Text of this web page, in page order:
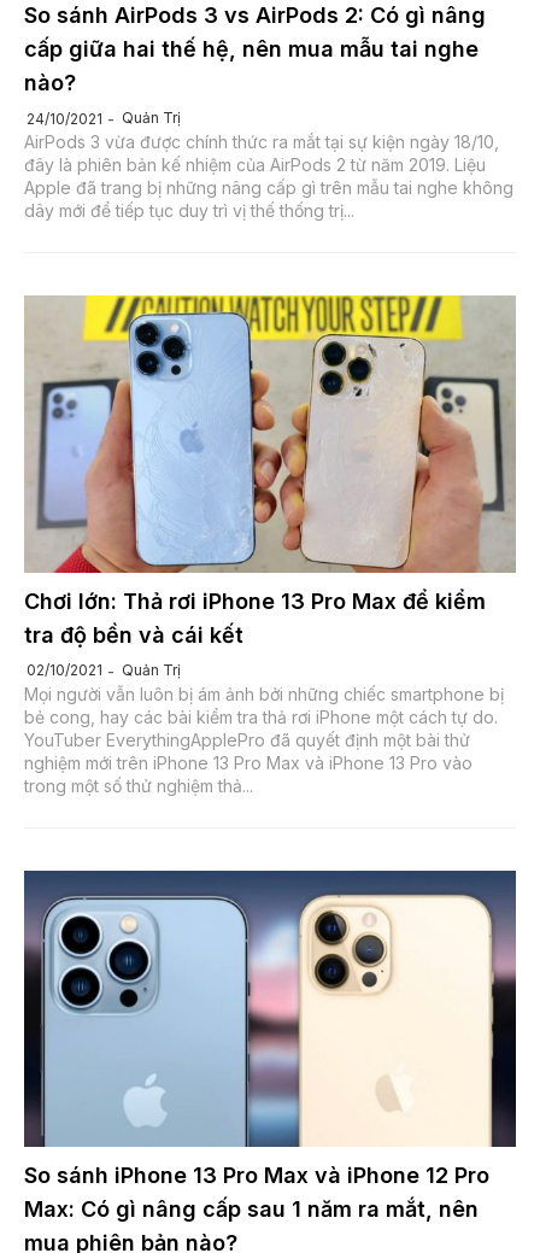
So sánh AirPods 3 vs AirPods 2: Có gì nâng
cấp giữa hai thế hệ, nên mua mẫu tai nghe
nào?
24/10/2021 Quản Trị
AirPods 3 vừa được chính thức ra mắt tại sự kiện ngày 18/10,
đây là phiên bản kế nhiệm của AirPods 2 từ năm 2019. Liệu
Apple đã trang bị những nâng cấp gì trên mẫu tai nghe không
dây mới để tiếp tục duy trì vị thế thống trị...
Chơi lớn: Thả rơi iPhone 13 Pro Max để kiểm
tra độ bền và cái kết
02/10/2021 Quản Trị
Mọi người vẫn luôn bị ám ảnh bởi những chiếc smartphone bị
bẻ cong, hay các bài kiểm tra thả rơi iPhone một cách tự do.
YouTuber EverythingApplePro đã quyết định một bài thử
nghiệm mới trên iPhone 13 Pro Max và iPhone 13 Pro vào
trong một số thử nghiệm thả...
So sánh iPhone 13 Pro Max và iPhone 12 Pro
Max: Có gì nâng cấp sau 1 năm ra mắt, nên
mua phiên bản nào?